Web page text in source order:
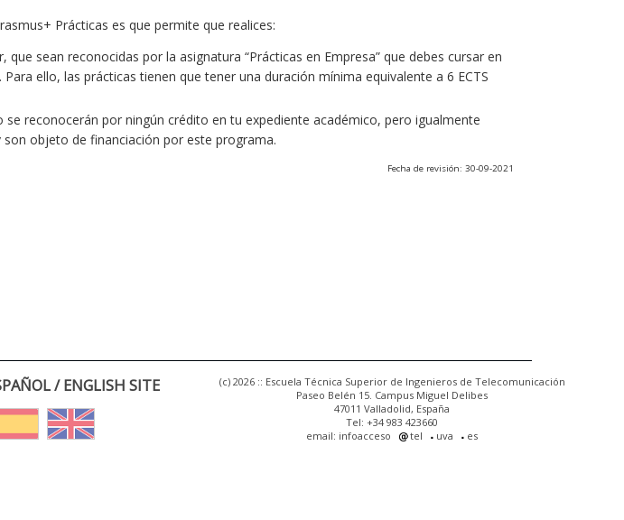
Prácticas es que permite que realices:
que sean reconocidas por la asignatura “Prácticas en Empresa” que debes cursar en
ello, las prácticas tienen que tener una duración mínima equivalente a 6 ECTS
se reconocerán por ningún crédito en tu expediente académico, pero igualmente
objeto de financiación por este programa.
Fecha de revisión: 30-09-2021
/ ENGLISH SITE
(c) 2026 :: Escuela Técnica Superior de Ingenieros de Telecomunicación
Paseo Belén 15. Campus Miguel Delibes
47011 Valladolid, España
Tel: +34 983 423660
email: infoacceso
tel uva es